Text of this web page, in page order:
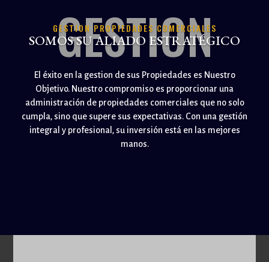
GESTION
GESTION PROPIEDADES COMERCIALES
SOMOS SU ALIADO ESTRATÉGICO
El éxito en la gestion de sus Propiedades es Nuestro
Objetivo. Nuestro compromiso es proporcionar una
administración de propiedades comerciales que no solo
cumpla, sino que supere sus expectativas. Con una gestión
integral y profesional, su inversión está en las mejores
manos.